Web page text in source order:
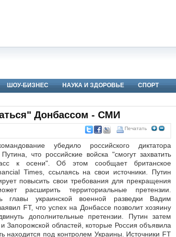
ШОУ-БИЗНЕС НАУКА И ЗДОРОВЬЕ
СПОРТ
Донбассом - СМИ
Печатать
убедило российского диктатора
что российские войска "смогут захватить
к осени". Об этом сообщает британское
Times, ссылаясь на свои источники. Путин
повысить свои требования для прекращения
расширить территориальные претензии.
главы украинской военной разведки Вадим
FT, что успех на Донбассе позволит хозяину
дополнительные претензии. Путин затем
Запорожской областей, которые Россия объявила
находится под контролем Украины. Источники FT